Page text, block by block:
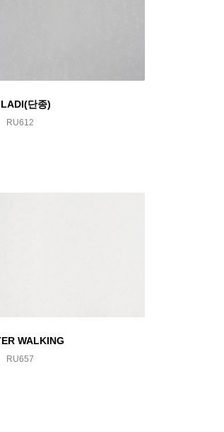
단종)
RU612
WALKING
RU657